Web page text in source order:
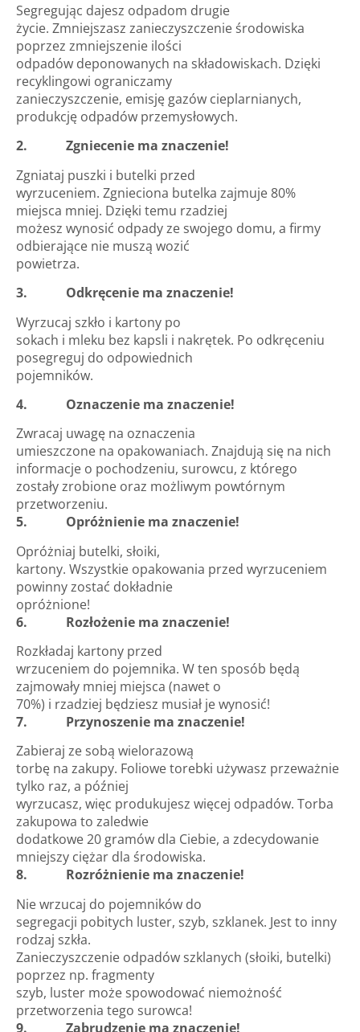
Segregując dajesz odpadom drugie
życie. Zmniejszasz zanieczyszczenie środowiska
poprzez zmniejszenie ilości
odpadów deponowanych na składowiskach. Dzięki
recyklingowi ograniczamy
zanieczyszczenie, emisję gazów cieplarnianych,
produkcję odpadów przemysłowych.
2. Zgniecenie ma znaczenie!
Zgniataj puszki i butelki przed
wyrzuceniem. Zgnieciona butelka zajmuje 80%
miejsca mniej. Dzięki temu rzadziej
możesz wynosić odpady ze swojego domu, a firmy
odbierające nie muszą wozić
powietrza.
3. Odkręcenie ma znaczenie!
Wyrzucaj szkło i kartony po
sokach i mleku bez kapsli i nakrętek. Po odkręceniu
posegreguj do odpowiednich
pojemników.
4. Oznaczenie ma znaczenie!
Zwracaj uwagę na oznaczenia
umieszczone na opakowaniach. Znajdują się na nich
informacje o pochodzeniu, surowcu, z którego
zostały zrobione oraz możliwym powtórnym
przetworzeniu.
5. Opróżnienie ma znaczenie!
Opróżniaj butelki, słoiki,
kartony. Wszystkie opakowania przed wyrzuceniem
powinny zostać dokładnie
opróżnione!
6. Rozłożenie ma znaczenie!
Rozkładaj kartony przed
wrzuceniem do pojemnika. W ten sposób będą
zajmowały mniej miejsca (nawet o
70%) i rzadziej będziesz musiał je wynosić!
7. Przynoszenie ma znaczenie!
Zabieraj ze sobą wielorazową
torbę na zakupy. Foliowe torebki używasz przeważnie
tylko raz, a później
wyrzucasz, więc produkujesz więcej odpadów. Torba
zakupowa to zaledwie
dodatkowe 20 gramów dla Ciebie, a zdecydowanie
mniejszy ciężar dla środowiska.
8. Rozróżnienie ma znaczenie!
Nie wrzucaj do pojemników do
segregacji pobitych luster, szyb, szklanek. Jest to inny
rodzaj szkła.
Zanieczyszczenie odpadów szklanych (słoiki, butelki)
poprzez np. fragmenty
szyb, luster może spowodować niemożność
przetworzenia tego surowca!
9. Zabrudzenie ma znaczenie!